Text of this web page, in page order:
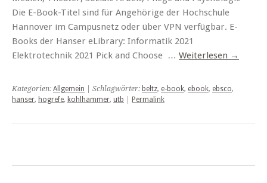
Die E-Book-Titel sind für Angehörige der Hochschule
Hannover im Campusnetz oder über VPN verfügbar. E-
Books der Hanser eLibrary: Informatik 2021
Elektrotechnik 2021 Pick and Choose … Weiterlesen →
Kategorien: Allgemein | Schlagwörter: beltz, e-book, ebook, ebsco,
hanser, hogrefe, kohlhammer, utb Permalink